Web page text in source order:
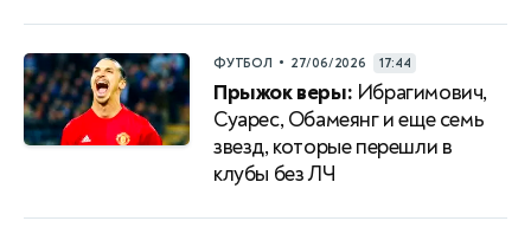
ФУТБОЛ • 27/06/2026 17:44
Прыжок веры: Ибрагимович,
Суарес, Обамеянг и еще семь
звезд, которые перешли в
клубы без ЛЧ